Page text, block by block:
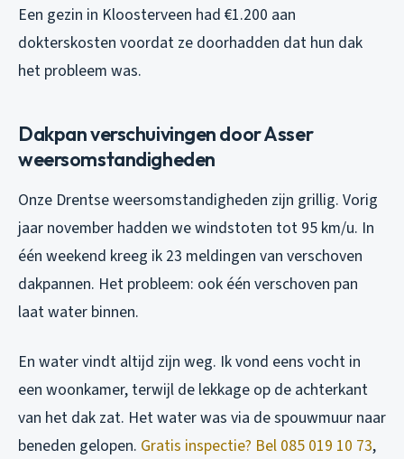
Een gezin in Kloosterveen had €1.200 aan
dokterskosten voordat ze doorhadden dat hun dak
het probleem was.
Dakpan verschuivingen door Asser
weersomstandigheden
Onze Drentse weersomstandigheden zijn grillig. Vorig
jaar november hadden we windstoten tot 95 km/u. In
één weekend kreeg ik 23 meldingen van verschoven
dakpannen. Het probleem: ook één verschoven pan
laat water binnen.
En water vindt altijd zijn weg. Ik vond eens vocht in
een woonkamer, terwijl de lekkage op de achterkant
van het dak zat. Het water was via de spouwmuur naar
beneden gelopen. Gratis inspectie? Bel 085 019 10 73,